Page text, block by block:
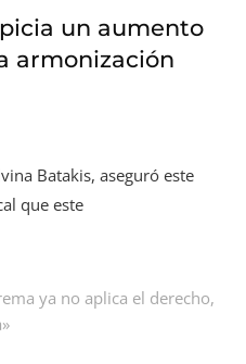
un aumento
armonización
Batakis, aseguró este
que este